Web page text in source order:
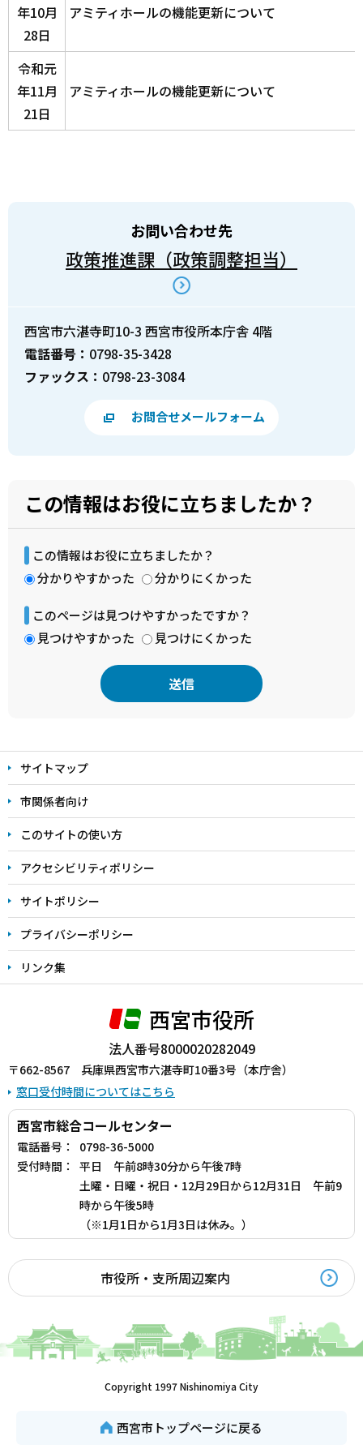
年10月
28日
アミティホールの機能更新について
令和元
年11月
21日
アミティホールの機能更新について
お問い合わせ先
政策推進課（政策調整担当）
西宮市六湛寺町10-3 西宮市役所本庁舎 4階
電話番号： 0798-35-3428
ファックス： 0798-23-3084
お問合せメールフォーム
この情報はお役に立ちましたか？
この情報はお役に立ちましたか？
分かりやすかった
分かりにくかった
このページは見つけやすかったですか？
見つけやすかった
見つけにくかった
文
こ
こ
ま
で
サイトマップ
市関係者向け
このサイトの使い方
アクセシビリティポリシー
サイトポリシー
プライバシーポリシー
リンク集
西宮市役所
法人番号8000020282049
〒662-8567 兵庫県西宮市六湛寺町10番3号（本庁舎）
窓口受付時間についてはこちら
西宮市総合コールセンター
電話番号：
0798-36-5000
受付時間：
平日 午前8時30分から午後7時
土曜・日曜・祝日・12月29日から12月31日 午前9
時から午後5時
（※1月1日から1月3日は休み。）
市役所・支所周辺案内
Copyright 1997 Nishinomiya City
西宮市トップページに戻る